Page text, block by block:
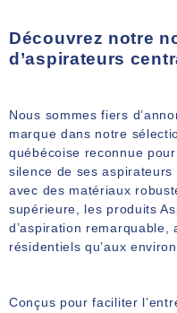
Découvrez notre
d’aspirateurs
Nous sommes fiers
marque dans notre
québécoise reconnue
silence de ses
avec des matériaux
supérieure, les produits
d’aspiration
résidentiels qu’aux
Conçus pour faciliter